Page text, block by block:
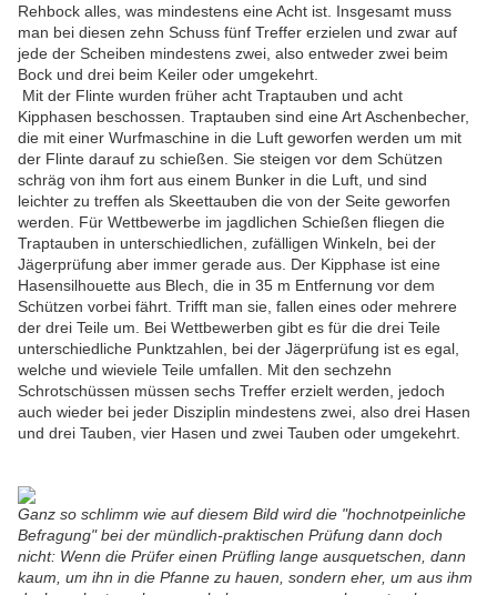
Rehbock alles, was mindestens eine Acht ist. Insgesamt muss
man bei diesen zehn Schuss fünf Treffer erzielen und zwar auf
jede der Scheiben mindestens zwei, also entweder zwei beim
Bock und drei beim Keiler oder umgekehrt.
Mit der Flinte wurden früher acht Traptauben und acht
Kipphasen beschossen. Traptauben sind eine Art Aschenbecher,
die mit einer Wurfmaschine in die Luft geworfen werden um mit
der Flinte darauf zu schießen. Sie steigen vor dem Schützen
schräg von ihm fort aus einem Bunker in die Luft, und sind
leichter zu treffen als Skeettauben die von der Seite geworfen
werden. Für Wettbewerbe im jagdlichen Schießen fliegen die
Traptauben in unterschiedlichen, zufälligen Winkeln, bei der
Jägerprüfung aber immer gerade aus. Der Kipphase ist eine
Hasensilhouette aus Blech, die in 35 m Entfernung vor dem
Schützen vorbei fährt. Trifft man sie, fallen eines oder mehrere
der drei Teile um. Bei Wettbewerben gibt es für die drei Teile
unterschiedliche Punktzahlen, bei der Jägerprüfung ist es egal,
welche und wieviele Teile umfallen. Mit den sechzehn
Schrotschüssen müssen sechs Treffer erzielt werden, jedoch
auch wieder bei jeder Disziplin mindestens zwei, also drei Hasen
und drei Tauben, vier Hasen und zwei Tauben oder umgekehrt.
Ganz so schlimm wie auf diesem Bild wird die "hochnotpeinliche
Befragung" bei der mündlich-praktischen Prüfung dann doch
nicht: Wenn die Prüfer einen Prüfling lange ausquetschen, dann
kaum, um ihn in die Pfanne zu hauen, sondern eher, um aus ihm